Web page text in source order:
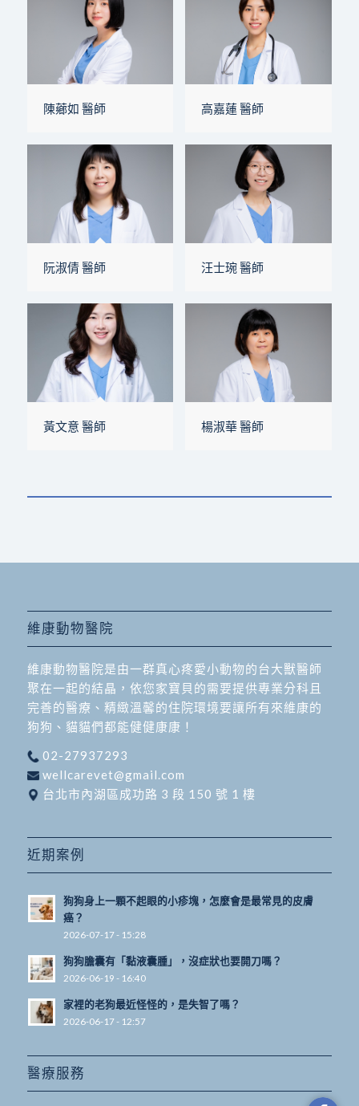
陳薌如 醫師 高嘉蓮 醫師
阮淑倩 醫師 汪士琬 醫師
黃文意 醫師 楊淑華 醫師
維康動物醫院
維康動物醫院是由一群真心疼愛小動物的台大獸醫師
聚在一起的結晶，依您家寶貝的需要提供專業分科且
完善的醫療、精緻溫馨的住院環境要讓所有來維康的
狗狗、貓貓們都能健健康康！
02-27937293
wellcarevet@gmail.com
台北市內湖區成功路 3 段 150 號 1 樓
近期案例
狗狗身上一顆不起眼的小疹塊，怎麼會是最常見的皮膚
癌？
2026-07-17 - 15:28
狗狗膽囊有「黏液囊腫」，沒症狀也要開刀嗎？
2026-06-19 - 16:40
家裡的老狗最近怪怪的，是失智了嗎？
2026-06-17 - 12:57
醫療服務